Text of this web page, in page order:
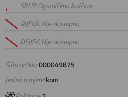
Šifra artikla:000049875
SPLIT: Ograničena količina
RIJEKA: Nije dostupno
OSIJEK: Nije dostupno
Jedinica mjere:kom